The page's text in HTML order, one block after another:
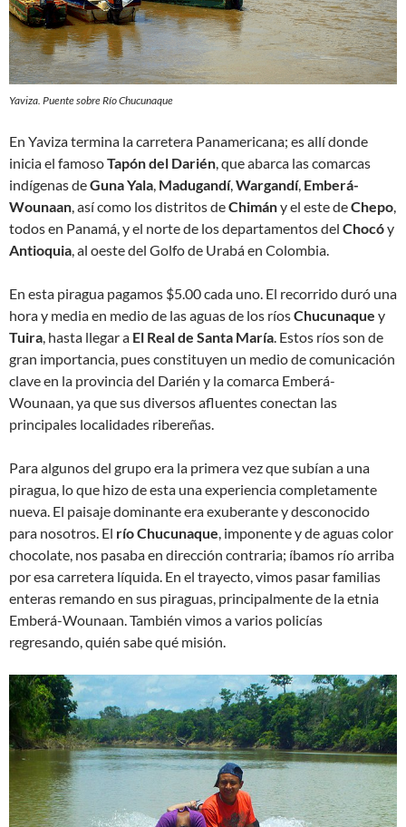
Yaviza. Puente sobre Río Chucunaque
En Yaviza termina la carretera Panamericana; es allí donde
inicia el famosoTapón del Darién, que abarca las comarcas
indígenas deGuna Yala, Madugandí,Wargandí, Emberá-
Wounaan, así como los distritos deChimány el este deChepo,
todos en Panamá, y el norte de los departamentos del Chocóy
Antioquia, al oeste del Golfo de Urabá en Colombia.
En esta piragua pagamos $5.00 cada uno. El recorrido duró una
hora y media en medio de las aguas de los ríosChucunaque y
Tuira, hasta llegar a El Real de Santa María. Estos ríos son de
gran importancia, pues constituyen un medio de comunicación
clave en la provincia del Darién y la comarca Emberá-
Wounaan, ya que sus diversos afluentes conectan las
principales localidades ribereñas.
Para algunos del grupo era la primera vez que subían a una
piragua, lo que hizo de esta una experiencia completamente
nueva. El paisaje dominante era exuberante y desconocido
para nosotros. El río Chucunaque, imponente y de aguas color
chocolate, nos pasaba en dirección contraria; íbamos río arriba
por esa carretera líquida. En el trayecto, vimos pasar familias
enteras remando en sus piraguas, principalmente de la etnia
Emberá-Wounaan. También vimos a varios policías
regresando, quién sabe qué misión.